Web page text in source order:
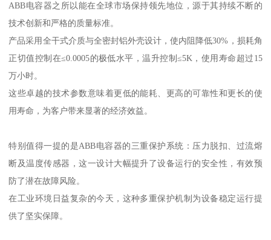
ABB电容器之所以能在全球市场保持领先地位，源于其持续不断的
技术创新和严格的质量标准。
产品采用全干式介质与全密封铝外壳设计，使内阻降低30%，损耗角
正切值控制在≤0.0005的极低水平，温升控制≤5K，使用寿命超过15
万小时。
这些卓越的技术参数意味着更低的能耗、更高的可靠性和更长的使
用寿命，为客户带来显著的经济效益。
特别值得一提的是ABB电容器的三重保护系统：压力脱扣、过流熔
断及温度传感器，这一设计大幅提升了设备运行的安全性，有效预
防了潜在故障风险。
在工业环境日益复杂的今天，这种多重保护机制为设备稳定运行提
供了坚实保障。